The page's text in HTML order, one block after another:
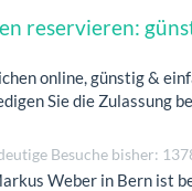
reservieren:
online, günstig &
Sie die Zulassung
Besuche bisher:
Weber in Bern ist